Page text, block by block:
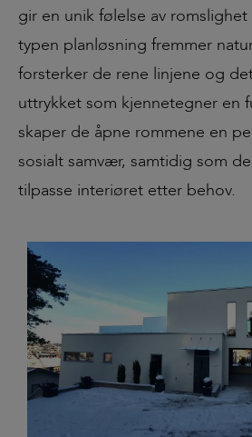
gir en unik følelse av
typen planløsning fremmer
forsterker de rene linjene og
uttrykket som kjennetegner en
skaper de åpne rommene en
sosialt samvær, samtidig som
tilpasse interiøret etter behov.